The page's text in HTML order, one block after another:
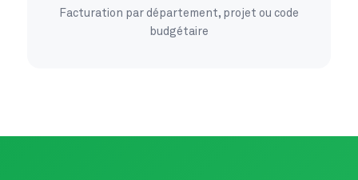
Facturation par département, projet ou code
budgétaire